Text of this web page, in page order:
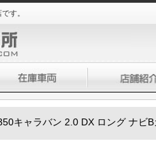
す。
キャラバン 2.0 DX ロング ナビ